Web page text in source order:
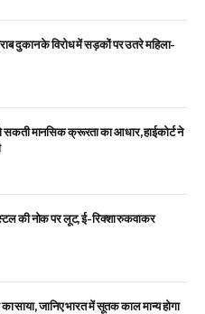
दुकान के विरोध में सड़कों पर उतरे महिला-
सकती मानसिक क्रूरता का आधार, हाईकोर्ट ने
की नोक पर लूट, ई-रिक्शा रुकवाकर
साया, जानिए भारत में सूतक काल मान्य होगा